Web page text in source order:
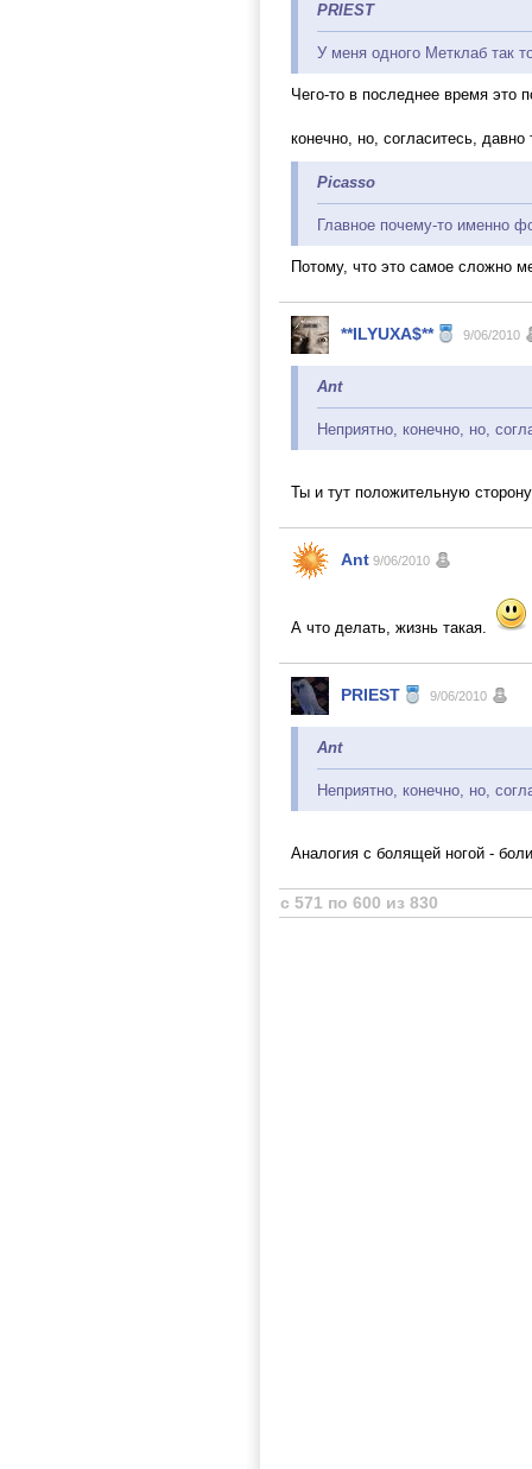
PRIEST
У меня одного Метклаб так
Чего-то в последнее время это
конечно, но, согласитесь,
Picasso
Главное почему-то именно
Потому, что это самое сложно
**ILYUXA$** 9/06/2010
Ant
Неприятно, конечно, но,
Ты и тут положительную
Ant 9/06/2010
А что делать, жизнь такая.
PRIEST 9/06/2010
Ant
Неприятно, конечно, но,
Аналогия с болящей ногой -
с 571 по 600 из 830